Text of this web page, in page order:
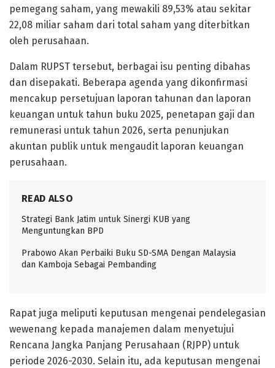
pemegang saham, yang mewakili 89,53% atau sekitar
22,08 miliar saham dari total saham yang diterbitkan
oleh perusahaan.
Dalam RUPST tersebut, berbagai isu penting dibahas
dan disepakati. Beberapa agenda yang dikonfirmasi
mencakup persetujuan laporan tahunan dan laporan
keuangan untuk tahun buku 2025, penetapan gaji dan
remunerasi untuk tahun 2026, serta penunjukan
akuntan publik untuk mengaudit laporan keuangan
perusahaan.
READ ALSO
Strategi Bank Jatim untuk Sinergi KUB yang
Menguntungkan BPD
Prabowo Akan Perbaiki Buku SD-SMA Dengan Malaysia
dan Kamboja Sebagai Pembanding
Rapat juga meliputi keputusan mengenai pendelegasian
wewenang kepada manajemen dalam menyetujui
Rencana Jangka Panjang Perusahaan (RJPP) untuk
periode 2026-2030. Selain itu, ada keputusan mengenai